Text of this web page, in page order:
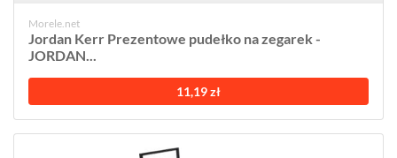
Morele.net
Jordan Kerr Prezentowe pudełko na zegarek -
JORDAN...
11,19 zł